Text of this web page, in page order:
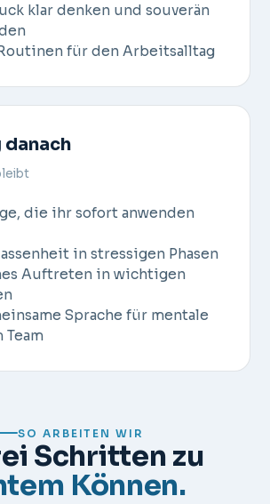
klar denken und souverän
für den Arbeitsalltag
die ihr sofort anwenden
in stressigen Phasen
Auftreten in wichtigen
Sprache für mentale
Team
SO ARBEITEN WIR
Schritten zu
Können.